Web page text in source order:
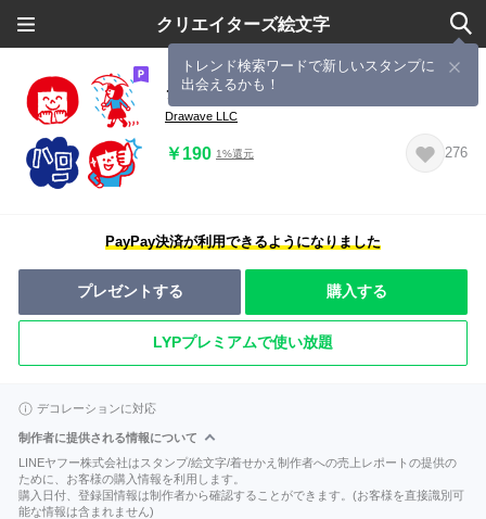
クリエイターズ絵文字
トレンド検索ワードで新しいスタンプに
出会えるかも！
シンプル日常♫絵文字vol.2
Drawave LLC
￥190 1%還元 276
PayPay決済が利用できるようになりました
プレゼントする 購入する
LYPプレミアムで使い放題
デコレーションに対応
制作者に提供される情報について
LINEヤフー株式会社はスタンプ/絵文字/着せかえ制作者への売上レポートの提供の
ために、お客様の購入情報を利用します。
購入日付、登録国情報は制作者から確認することができます。(お客様を直接識別可
能な情報は含まれません)